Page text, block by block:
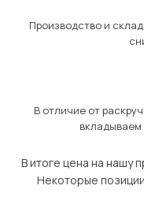
Производство и
В отличие от
вкладываем
В итоге цена на нашу
Некоторые